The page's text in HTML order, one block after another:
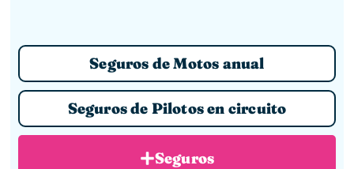
Seguros de Motos anual
Seguros de Pilotos en circuito
Seguros